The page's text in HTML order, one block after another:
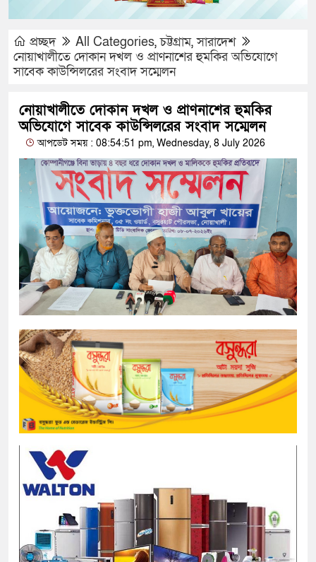
প্রচ্ছদ All Categories,চট্টগ্রাম,সারাদেশ
নোয়াখালীতে দোকান দখল ও প্রাণনাশের হুমকির অভিযোগে
সাবেক কাউন্সিলরের সংবাদ সম্মেলন
নোয়াখালীতে দোকান দখল ও প্রাণনাশের হুমকির
অভিযোগে সাবেক কাউন্সিলরের সংবাদ সম্মেলন
আপডেট সময় : 08:54:51 pm, Wednesday, 8 July 2026